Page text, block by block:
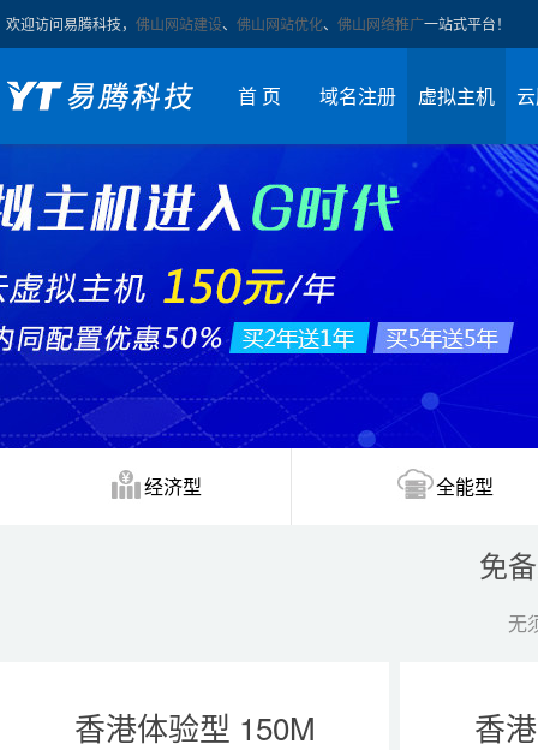
欢迎访问易腾科技， 佛山网站建设、 佛山网站优化、 佛山网络推广一站式平台！
首 页 域名注册 虚拟主机
经济型 全能型
双线入门型 150M
云峰A型 1G
ASP.NET商用型 500M
免
无
香港体验型 150M 香